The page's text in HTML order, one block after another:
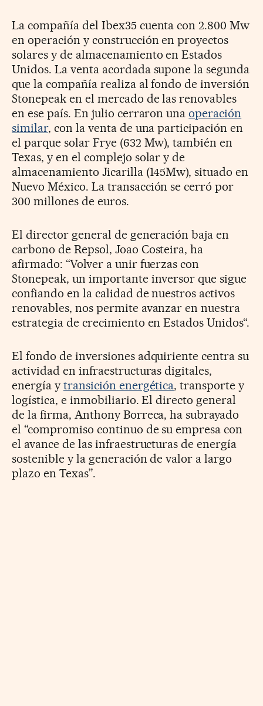
La compañía del Ibex35 cuenta con 2.800 Mw
en operación y construcción en proyectos
solares y de almacenamiento en Estados
Unidos. La venta acordada supone la segunda
que la compañía realiza al fondo de inversión
Stonepeak en el mercado de las renovables
en ese país. En julio cerraron unaoperación
similar, con la venta de una participación en
el parque solar Frye (632 Mw), también en
Texas, y en el complejo solar y de
almacenamiento Jicarilla (145Mw), situado en
Nuevo México. La transacción se cerró por
300 millones de euros.
El director general de generación baja en
carbono de Repsol, Joao Costeira, ha
afirmado: “Volver a unir fuerzas con
Stonepeak, un importante inversor que sigue
confiando en la calidad de nuestros activos
renovables, nos permite avanzar en nuestra
estrategia de crecimiento en Estados Unidos“.
El fondo de inversiones adquiriente centra su
actividad en infraestructuras digitales,
energía y transición energética, transporte y
logística, e inmobiliario. El directo general
de la firma, Anthony Borreca, ha subrayado
el “compromiso continuo de su empresa con
el avance de las infraestructuras de energía
sostenible y la generación de valor a largo
plazo en Texas”.